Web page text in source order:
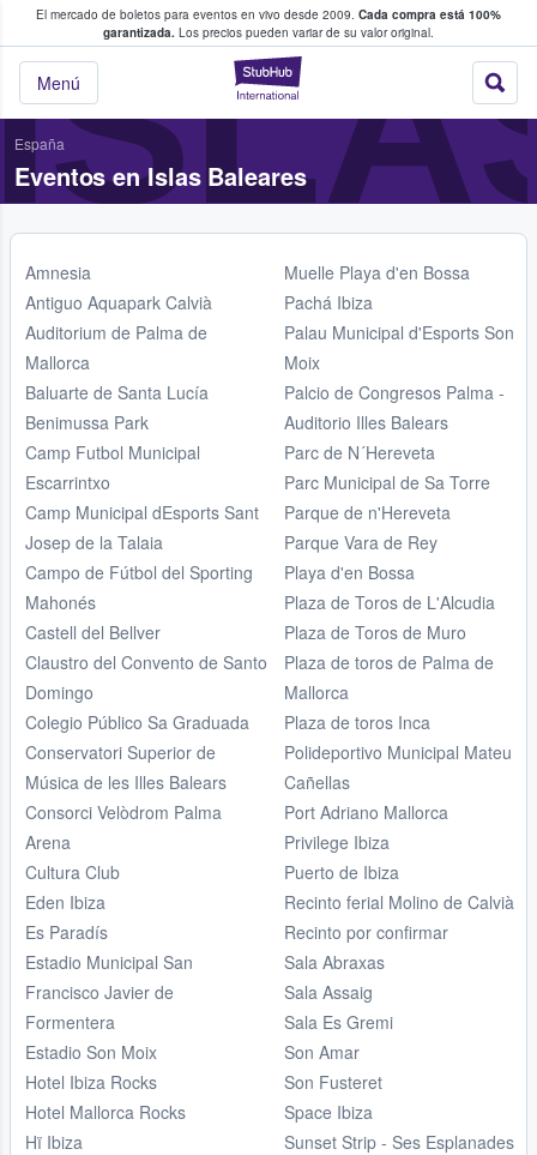
El mercado de boletos para eventos en vivo desde 2009. Cada compra está 100%
garantizada. Los precios pueden variar de su valor original.
StubHub: donde
Menú
fans compran y venden boletos
España
Eventos en Islas Baleares
Amnesia
Antiguo Aquapark Calvià
Auditorium de Palma de
Mallorca
Baluarte de Santa Lucía
Benimussa Park
Camp Futbol Municipal
Escarrintxo
Camp Municipal dEsports Sant
Josep de la Talaia
Campo de Fútbol del Sporting
Mahonés
Castell del Bellver
Claustro del Convento de Santo
Domingo
Colegio Público Sa Graduada
Conservatori Superior de
Música de les Illes Balears
Consorci Velòdrom Palma
Arena
Cultura Club
Eden Ibiza
Es Paradís
Estadio Municipal San
Francisco Javier de
Formentera
Estadio Son Moix
Hotel Ibiza Rocks
Hotel Mallorca Rocks
Hï Ibiza
Muelle Playa d'en Bossa
Pachá Ibiza
Palau Municipal d'Esports Son
Moix
Palcio de Congresos Palma -
Auditorio Illes Balears
Parc de N´Hereveta
Parc Municipal de Sa Torre
Parque de n'Hereveta
Parque Vara de Rey
Playa d'en Bossa
Plaza de Toros de L'Alcudia
Plaza de Toros de Muro
Plaza de toros de Palma de
Mallorca
Plaza de toros Inca
Polideportivo Municipal Mateu
Cañellas
Port Adriano Mallorca
Privilege Ibiza
Puerto de Ibiza
Recinto ferial Molino de Calvià
Recinto por confirmar
Sala Abraxas
Sala Assaig
Sala Es Gremi
Son Amar
Son Fusteret
Space Ibiza
Sunset Strip - Ses Esplanades